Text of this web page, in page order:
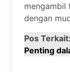
dengan
Pos Terkait:
Penting